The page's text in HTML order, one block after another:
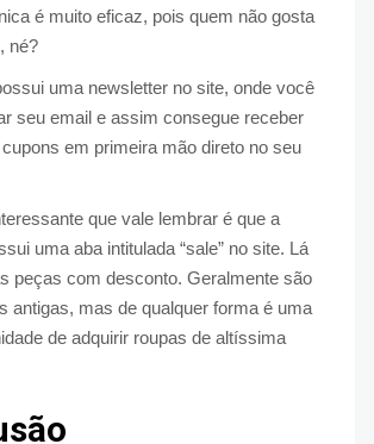
é muito eficaz, pois quem não gosta
né?
uma newsletter no site, onde você
seu email e assim consegue receber
em primeira mão direto no seu
que vale lembrar é que a
uma aba intitulada “sale” no site. Lá
peças com desconto. Geralmente são
antigas, mas de qualquer forma é uma
de adquirir roupas de altíssima